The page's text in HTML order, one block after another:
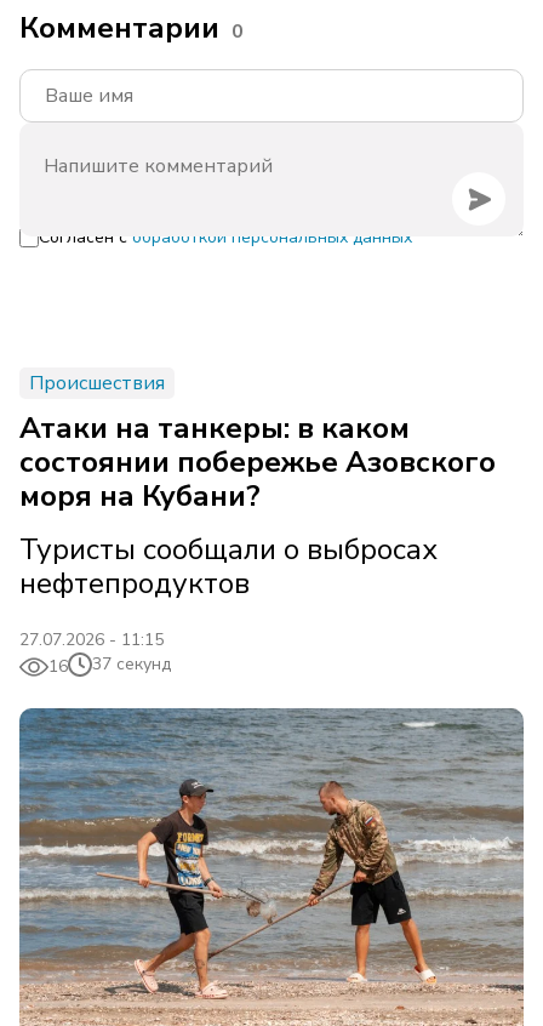
Комментарии 0
Согласен с обработкой персональных данных
Происшествия
Атаки на танкеры: в каком
состоянии побережье Азовского
моря на Кубани?
Туристы сообщали о выбросах
нефтепродуктов
27.07.2026 - 11:15
16
37 секунд